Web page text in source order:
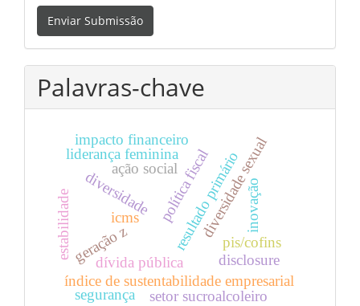
Submissão
Enviar Submissão
Palavras-chave
política fiscal
resultado primário
dívida pública
diversidade diversidade sexual
disclosure
índice de sustentabilidade empresarial
setor sucroalcoleiro
liderança feminina
inovação
icms
pis/cofins
impacto financeiro
geração z
segurança
estabilidade
ação social